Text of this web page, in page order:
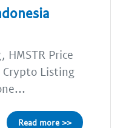
HMSTR Price
Crypto Listing
Read more >>